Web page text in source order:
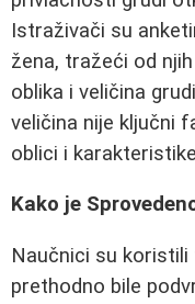
Istraživači su
žena, tražeći od
oblika i veličina
veličina nije ključni
oblici i
Kako je
Naučnici su
prethodno bile